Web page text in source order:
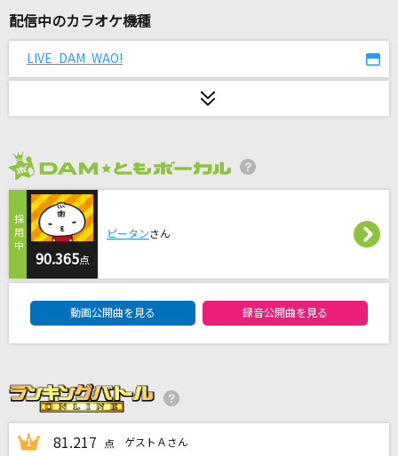
乃木坂46
realitYhurts.
Aqua Timez
[生音]サウダージ
ポルノグラフィティ
ギブス
椎名林檎
My Voice Is For You
ケセラセラ
Mrs. GREEN APPLE
配信中のカラオケ機種
LIVE DAM WAO!
90.365点
ピータンさん
動画公開曲を見る 録音公開曲を見る
1 81.217 点 ゲストＡさん